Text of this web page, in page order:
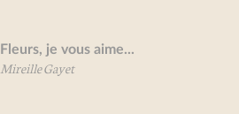
Fleurs, je vous aime...
Mireille Gayet